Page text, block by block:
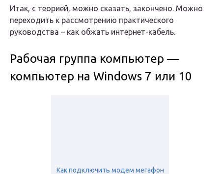
Итак, с теорией, можно сказать, закончено. Можно
переходить к рассмотрению практического
руководства – как обжать интернет-кабель.
Рабочая группа компьютер —
компьютер на Windows 7 или 10
Как подключить модем мегафон